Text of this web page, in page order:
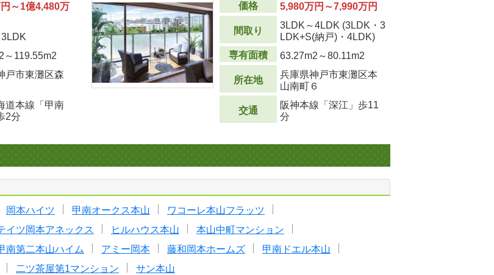
～1億4,480万
2 ～119.55m2
戸市東灘区森
道本線「甲南
2分
価格 5,980万円～7,990万円
間取り
3LDK～4LDK (3LDK・3
LDK+S(納戸)・4LDK)
専有面積
63.27m2 ～80.11m2
所在地
兵庫県神戸市東灘区本
山南町６
交通
阪神本線「深江」歩11
分
岡本ハイツ 甲南オークス本山
ワコーレ本山フラッツ
イツ岡本アネックス ヒルハウス本山
本山中町マンション
南第二本山ハイム アミー岡本 藤和岡本ホームズ
甲南ドエル本山
二ツ茶屋第1マンション サン本山